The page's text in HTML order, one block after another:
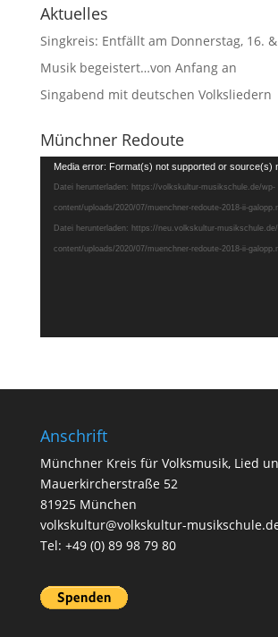
Aktuelles
Singkreis: Entfällt am Donnerstag, 16.
Musik begeistert…von Anfang an
Singabend mit deutschen Volksliedern
Münchner Redoute
Video-
Player
Media error: Format(s) not supported or source(s)
Datei herunterladen: https://volkskultur-musikschule.de/wp-
content/uploads/2020/07/muenchner-redoute-2018-ii-
Datei herunterladen: https://neu.volkskultur-
content/uploads/2020/07/muenchner-redoute-2018-ii-
Anschrift
Münchner Kreis für Volksmusik, Lied
Mauerkircherstraße 52
81925 München
volkskultur@volkskultur-
Tel: +49 (0) 89 98 79 80